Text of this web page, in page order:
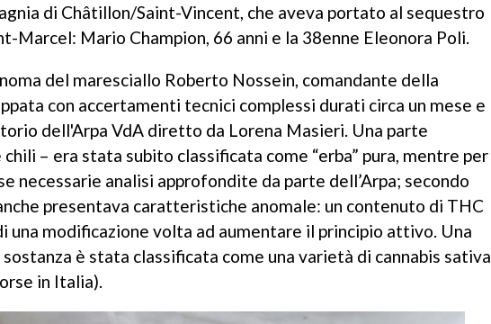
di Châtillon/Saint-Vincent, che aveva portato al sequestro
Marcel: Mario Champion, 66 anni e la 38enne Eleonora Poli.
del maresciallo Roberto Nossein, comandante della
con accertamenti tecnici complessi durati circa un mese e
dell'Arpa VdA diretto da Lorena Masieri. Una parte
– era stata subito classificata come “erba” pura, mentre per
necessarie analisi approfondite da parte dell’Arpa; secondo
presentava caratteristiche anomale: un contenuto di THC
modificazione volta ad aumentare il principio attivo. Una
è stata classificata come una varietà di cannabis sativa
in Italia).